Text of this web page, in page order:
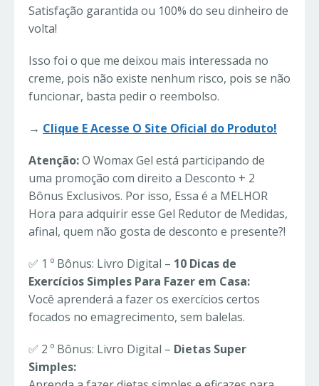
Satisfação garantida ou 100% do seu dinheiro de
volta!
Isso foi o que me deixou mais interessada no
creme, pois não existe nenhum risco, pois se não
funcionar, basta pedir o reembolso.
→ Clique E Acesse O Site Oficial do Produto!
Atenção:O Womax Gel está participando de
uma promoção com direito a Desconto + 2
Bônus Exclusivos. Por isso, Essa é a MELHOR
Hora para adquirir esse Gel Redutor de Medidas,
afinal, quem não gosta de desconto e presente?!
✅ 1 º Bônus: Livro Digital – 10 Dicas de
Exercícios Simples Para Fazer em Casa:
Você aprenderá a fazer os exercícios certos
focados no emagrecimento, sem balelas.
✅ 2 º Bônus: Livro Digital – Dietas Super
Simples: